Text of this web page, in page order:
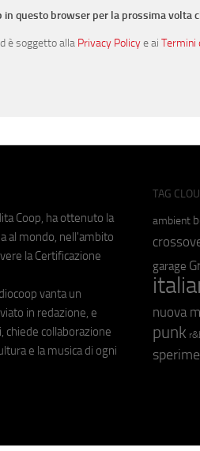
in questo browser per la prossima volta
è soggetto alla Privacy Policye ai Termini
Coop, ha ottenuto la
al mondo, nell'ambito
la Certificazione
vanta un
in redazione, e
chiede collaborazione
e la musica di ogni
TAG
ambient
garage
nuova
punk